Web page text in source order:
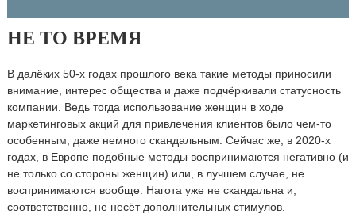
НЕ ТО ВРЕМЯ
В далёких 50-х годах прошлого века такие методы приносили
внимание, интерес общества и даже подчёркивали статусность
компании. Ведь тогда использование женщин в ходе
маркетинговых акций для привлечения клиентов было чем-то
особенным, даже немного скандальным. Сейчас же, в 2020-х
годах, в Европе подобные методы воспринимаются негативно (и
не только со стороны женщин) или, в лучшем случае, не
воспринимаются вообще. Нагота уже не скандальна и,
соответственно, не несёт дополнительных стимулов.